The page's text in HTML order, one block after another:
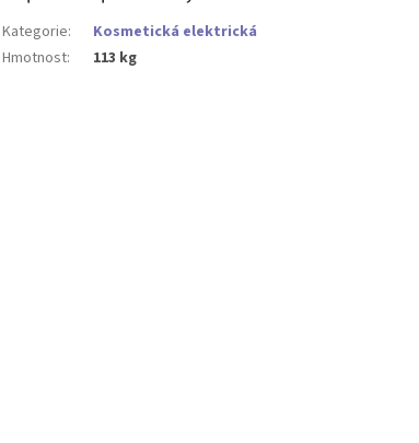
Kategorie:
Kosmetická elektrická
Hmotnost: 113 kg